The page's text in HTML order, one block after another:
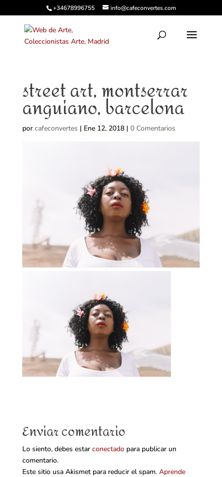
+34678996755 info@cafeconvertes.com
street art, montserrar
anguiano, barcelona
por cafeconvertes | Ene 12, 2018| 0 Comentarios
Enviar comentario
Lo siento, debes estar conectadopara publicar un
comentario.
Este sitio usa Akismet para reducir el spam. Aprende